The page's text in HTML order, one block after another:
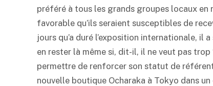
préféré à tous les grands groupes locaux en
favorable qu’ils seraient susceptibles de
jours qu’a duré l’exposition internationale, il
en rester là même si, dit-il, il ne veut pas
permettre de renforcer son statut de
nouvelle boutique Ocharaka à Tokyo dans